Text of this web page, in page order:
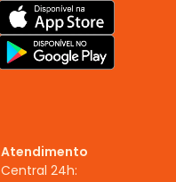
Atendimento
Central 24h: